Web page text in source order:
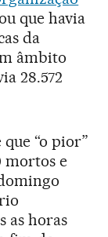
que havia
da
âmbito
28.572
“o pior”
mortos e
as horas